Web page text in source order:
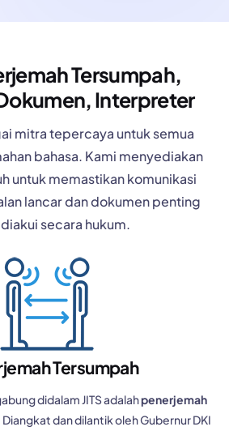
Tersumpah,
Interpreter
mitra tepercaya untuk semua
bahasa. Kami menyediakan
untuk memastikan komunikasi
lancar dan dokumen penting
secara hukum.
Tersumpah
didalam JITS adalahpenerjemah
. Diangkat dan dilantik oleh Gubernur DKI